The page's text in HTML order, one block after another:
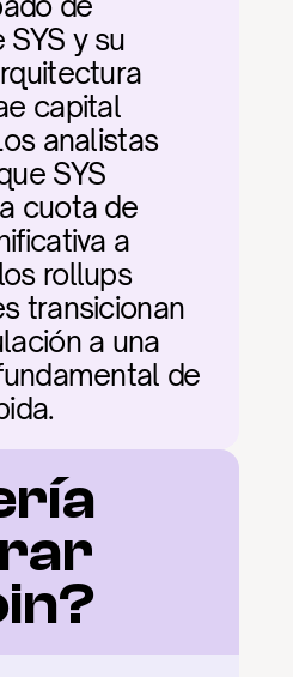
y su
capital
analistas
SYS
cuota de
a
rollups
transicionan
a una
de